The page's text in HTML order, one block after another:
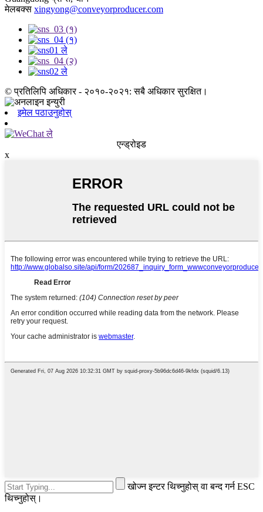
मेलबक्स xingyong@conveyorproducer.com
© प्रतिलिपि अधिकार - २०१०-२०२१: सबै अधिकार सुरक्षित।
इमेल पठाउनुहोस्
एन्ड्रोइड
x
खोज्न इन्टर थिच्नुहोस् वा बन्द गर्न ESC
थिच्नुहोस्।